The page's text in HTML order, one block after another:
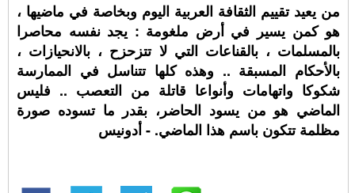
من يعيد تقييم الثقافة العربية اليوم وبخاصة في ماضيها ،
هو كمن يسير في أرض ملغومة : يجد نفسه محاصرا
بالمسلمات ، بالقناعات التي لا تتزحزح ، بالانحيازات ،
بالأحكام المسبقة .. وهذه كلها تتناسل في الممارسة
شكوكا واتهامات وأنواعا قاتلة من التعصب .. فليس
الماضي هو من يسود الحاضر، بقدر ما تسوده صورة
مظلمة تتكون باسم هذا الماضي. - أدونيس